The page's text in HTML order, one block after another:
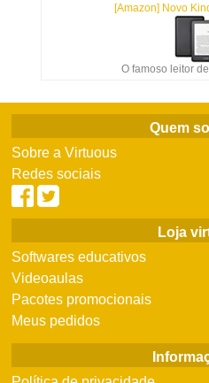
[Amazon] Novo
O famoso leitor
Quem
Sobre a Virtuous
Redes sociais
Loja
Softwares educativos
Videoaulas
Pacotes promocionais
Meus pedidos